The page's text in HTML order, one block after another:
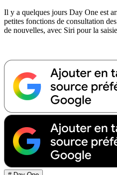
Il y a quelques jours Day One est
petites fonctions de consultation
de nouvelles, avec Siri pour la